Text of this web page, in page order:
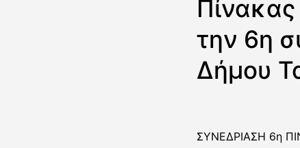
την 6η
Δήμου
ΣΥΝΕΔΡΙΑΣΗ 6η